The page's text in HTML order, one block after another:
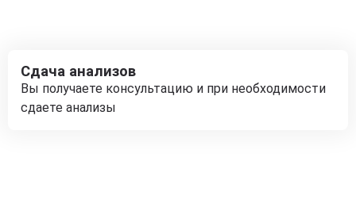
Сдача анализов
Вы получаете консультацию и при необходимости
сдаете анализы